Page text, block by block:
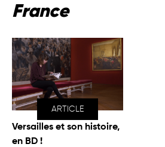
France
ARTICLE
Versailles et son histoire,
en BD !